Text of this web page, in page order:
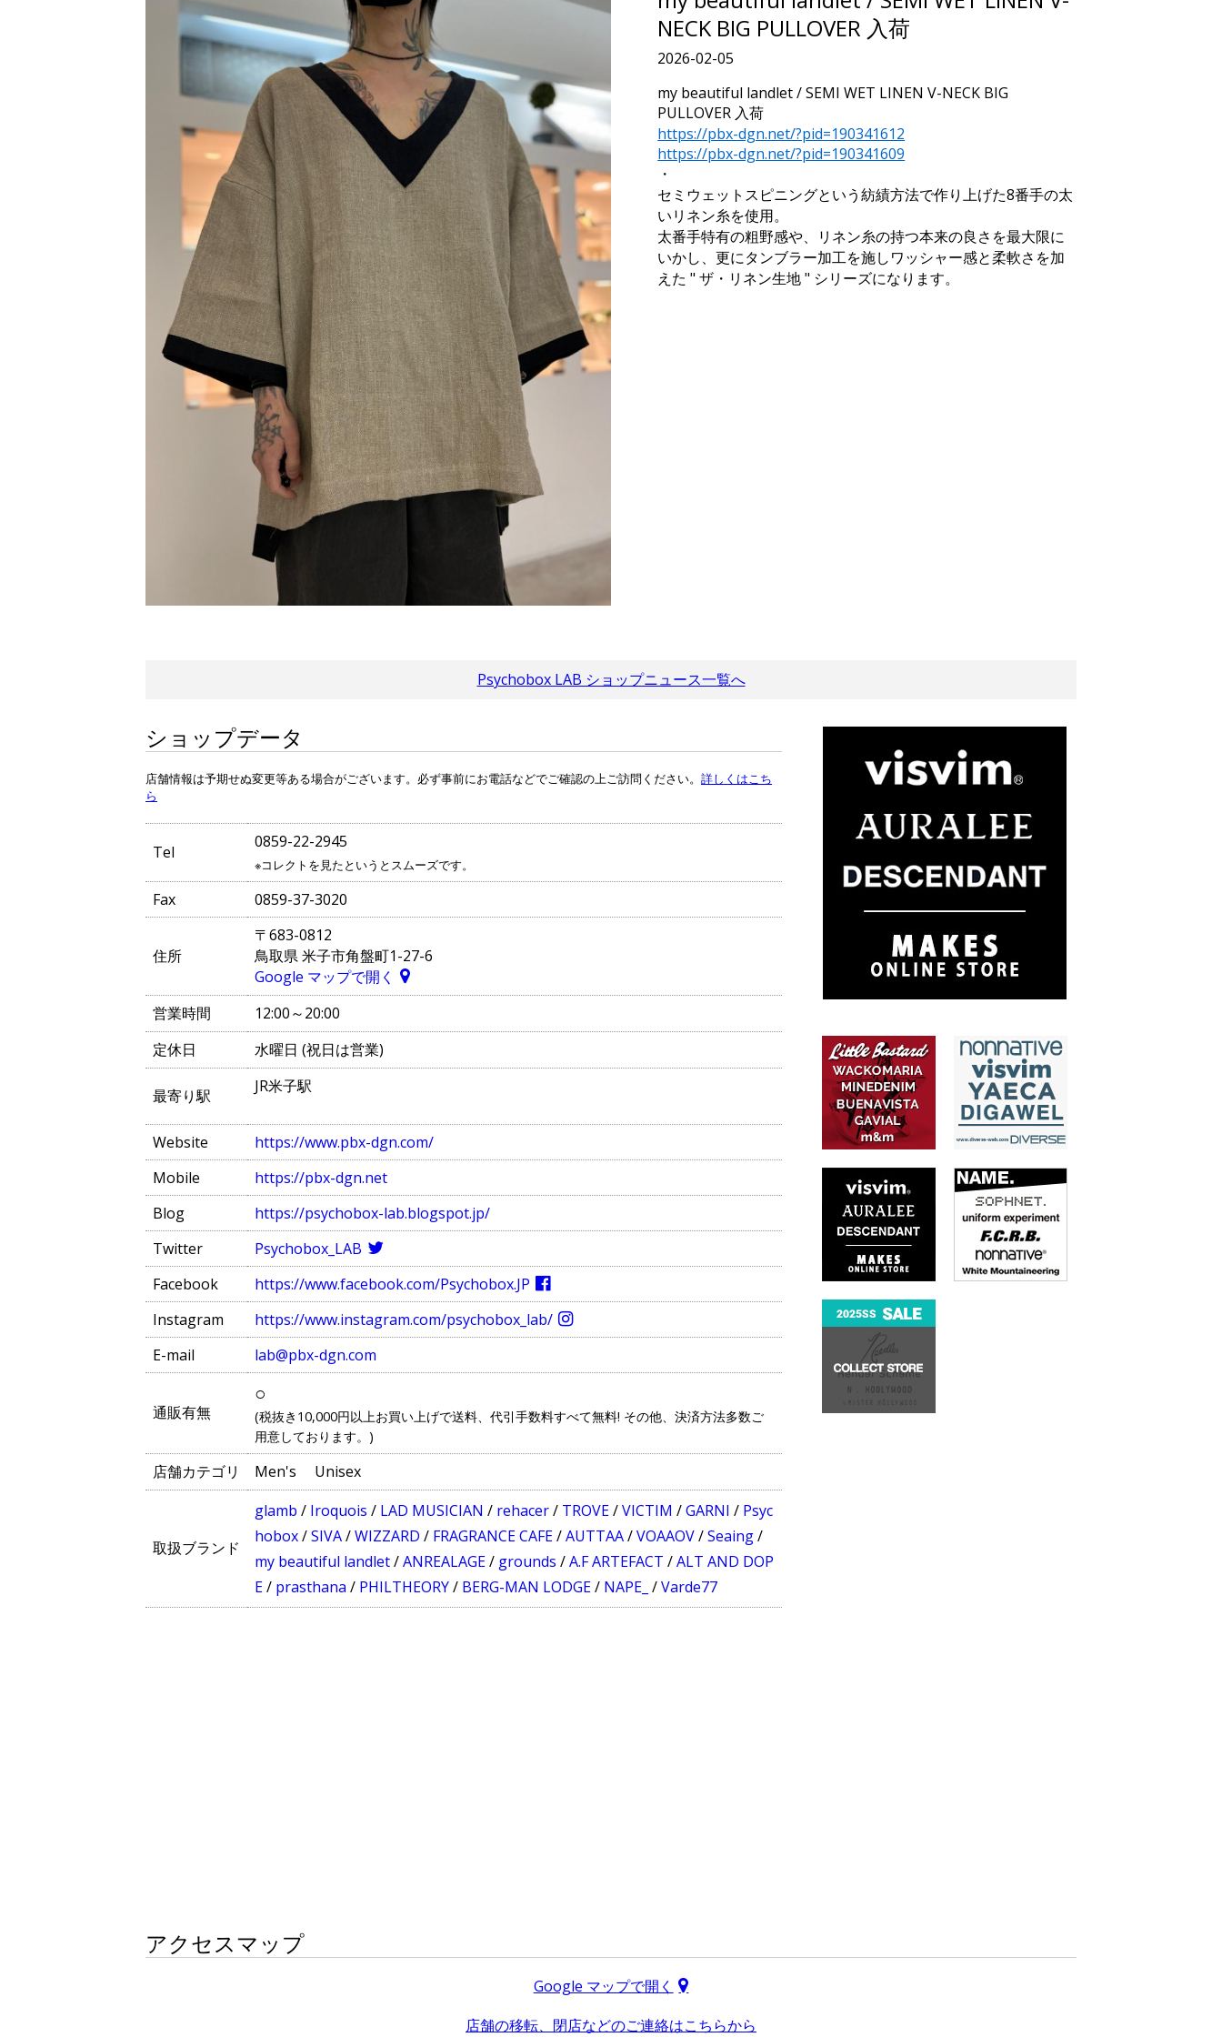
NECK BIG PULLOVER 入荷
2026-02-05
my beautiful landlet / SEMI WET LINEN V-NECK BIG
PULLOVER 入荷
https://pbx-dgn.net/?pid=190341612
https://pbx-dgn.net/?pid=190341609
・
セミウェットスピニングという紡績方法で作り上げた8番手の太
いリネン糸を使用。
太番手特有の粗野感や、リネン糸の持つ本来の良さを最大限に
いかし、更にタンブラー加工を施しワッシャー感と柔軟さを加
えた " ザ・リネン生地 " シリーズになります。
Psychobox LAB ショップニュース一覧へ
ショップデータ
店舗情報は予期せぬ変更等ある場合がございます。必ず事前にお電話などでご確認の上ご訪問ください。 詳しくはこち
ら
Tel
0859-22-2945
※コレクトを見たというとスムーズです。
Fax 0859-37-3020
住所
〒683-0812
鳥取県 米子市角盤町1-27-6
Google マップで開く
営業時間
12:00～20:00
定休日
水曜日 (祝日は営業)
最寄り駅 JR米子駅
Website
https://www.pbx-dgn.com/
Mobile
https://pbx-dgn.net
Blog
https://psychobox-lab.blogspot.jp/
Twitter
Psychobox_LAB
Facebook
https://www.facebook.com/Psychobox.JP
Instagram
https://www.instagram.com/psychobox_lab/
E-mail
lab@pbx-dgn.com
通販有無
○
(税抜き10,000円以上お買い上げで送料、代引手数料すべて無料! その他、決済方法多数ご
用意しております。)
店舗カテゴリ Men's Unisex
取扱ブランド
glamb / Iroquois / LAD MUSICIAN / rehacer/ TROVE/VICTIM /GARNI / Psyc
hobox/SIVA/WIZZARD / FRAGRANCE CAFE/AUTTAA/VOAAOV/Seaing/
my beautiful landlet/ANREALAGE/ grounds /A.F ARTEFACT /ALT AND DOP
E/ prasthana / PHILTHEORY/ BERG-MAN LODGE/ NAPE_ /Varde77
アクセスマップ
Google マップで開く
店舗の移転、閉店などのご連絡はこちらから